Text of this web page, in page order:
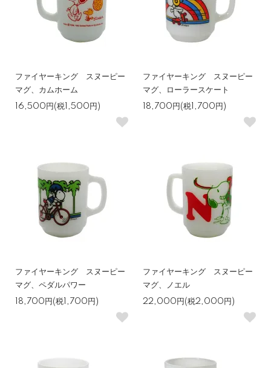
ファイヤーキング スヌーピー
マグ、カムホーム
16,500円(税1,500円)
ファイヤーキング スヌーピー
マグ、ローラースケート
18,700円(税1,700円)
ファイヤーキング スヌーピー
マグ、ペダルパワー
18,700円(税1,700円)
ファイヤーキング スヌーピー
マグ、ノエル
22,000円(税2,000円)